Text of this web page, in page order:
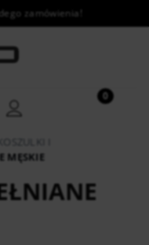
I
MĘSKIE